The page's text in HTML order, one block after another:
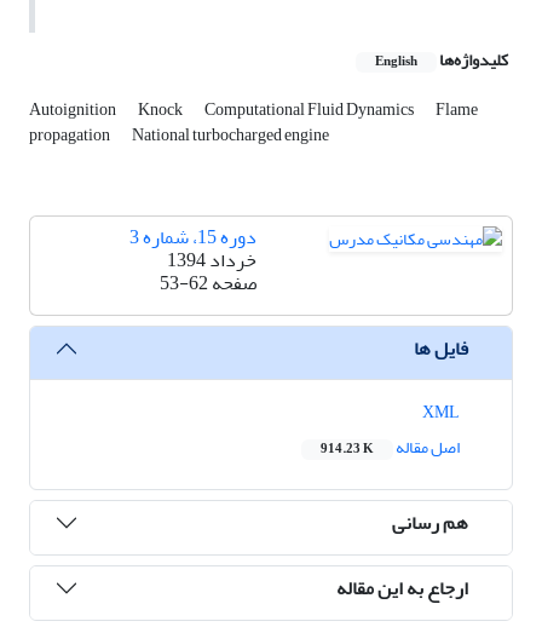
کلیدواژه‌ها English
Autoignition Knock Computational Fluid Dynamics Flame
propagation National turbocharged engine
دوره 15، شماره 3
خرداد 1394
صفحه53-62
فایل ها
اصل مقاله
914.23 K
هم رسانی
ارجاع به این مقاله